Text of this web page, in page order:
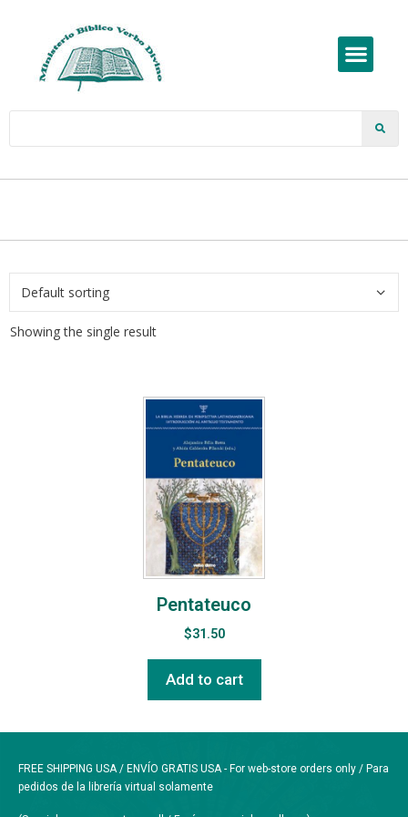
Showing the single result
Pentateuco
$31.50
Add to cart
FREE SHIPPING USA / ENVÍO GRATIS USA - For web-store orders only / Para
pedidos de la librería virtual solamente